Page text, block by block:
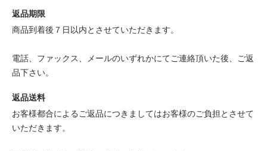
返品期限
商品到着後７日以内とさせていただきます。
電話、ファックス、メールのいずれかにてご連絡頂いた後、ご返
品下さい。
返品送料
お客様都合によるご返品につきましてはお客様のご負担とさせて
いただきます。